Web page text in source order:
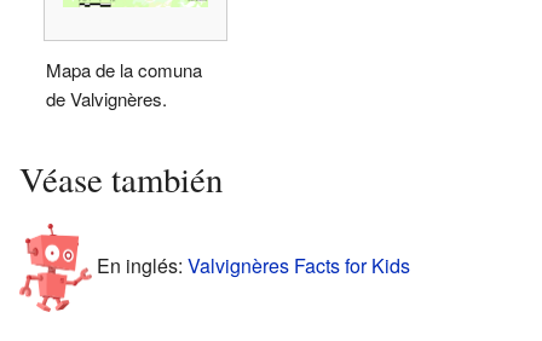
Mapa de la comuna
de Valvignères.
Véase también
En inglés: Valvignères Facts for Kids